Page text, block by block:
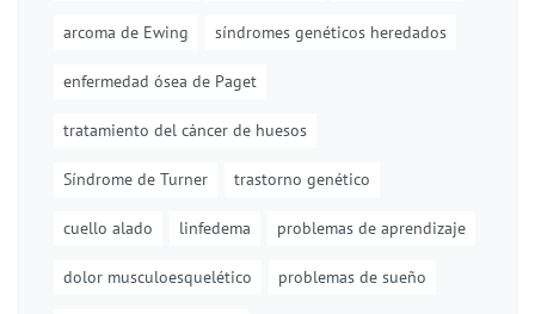
arcoma de Ewing síndromes genéticos heredados
enfermedad ósea de Paget
tratamiento del cáncer de huesos
Síndrome de Turner trastorno genético
cuello alado linfedema problemas de aprendizaje
dolor musculoesquelético problemas de sueño